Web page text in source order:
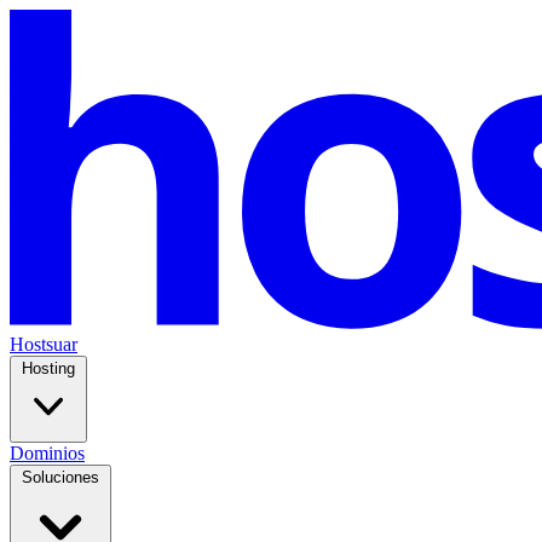
Hostsuar
Hosting
Dominios
Soluciones